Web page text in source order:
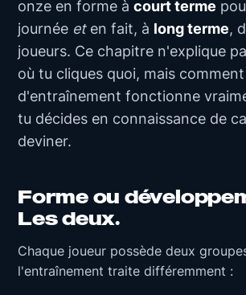
onze en forme à court terme
journée eten fait, à long terme,
joueurs. Ce chapitre n'explique
où tu cliques quoi, mais
d'entraînement fonctionne
tu décides en connaissance de
deviner.
Forme ou
Les deux.
Chaque joueur possède deux
l'entraînement traite différemment :